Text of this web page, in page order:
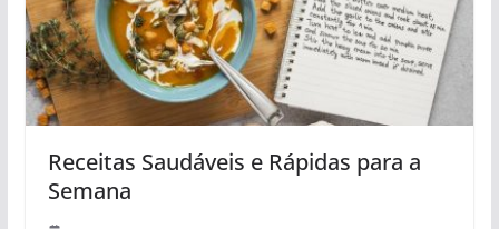
Receitas Saudáveis e Rápidas para a
Semana